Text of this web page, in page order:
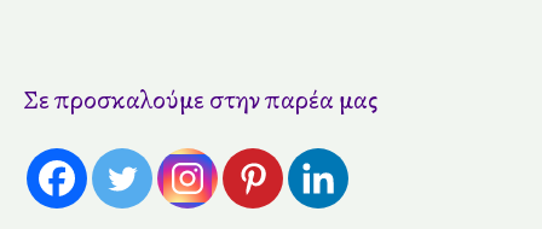
Σε προσκαλούμε στην παρέα μας